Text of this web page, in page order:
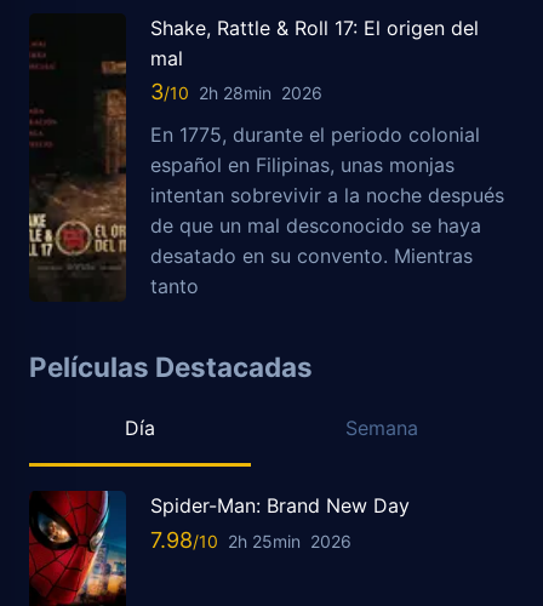
Shake, Rattle & Roll 17: El origen del
mal
3 2h 28min 2026
En 1775, durante el periodo colonial
español en Filipinas, unas monjas
intentan sobrevivir a la noche después
de que un mal desconocido se haya
desatado en su convento. Mientras
tanto
Películas Destacadas
Día Semana
Spider-Man: Brand New Day
7.98 2h 25min 2026